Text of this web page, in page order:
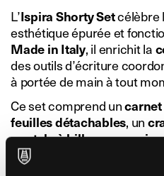
L’Ispira Shorty Setcélèbre
esthétique épurée et
Made in Italy, il enrichit la
des outils d’écriture
à portée de main à tout
Ce set comprend un
feuilles détachables, un
unstylo à bille encre noire
Lepapier Splendorgel (85